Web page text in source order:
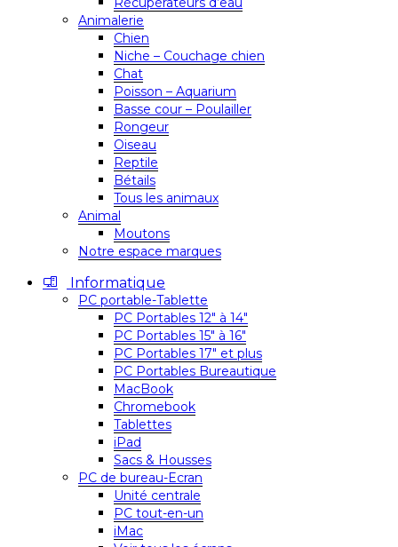
Animalerie
Chien
Niche – Couchage chien
Chat
Poisson – Aquarium
Basse cour – Poulailler
Rongeur
Oiseau
Reptile
Bétails
Tous les animaux
Animal
Moutons
Notre espace marques
Informatique
PC portable-Tablette
PC Portables 12″ à 14″
PC Portables 15″ à 16″
PC Portables 17″ et plus
PC Portables Bureautique
MacBook
Chromebook
Tablettes
iPad
Sacs & Housses
PC de bureau-Ecran
Unité centrale
PC tout-en-un
iMac